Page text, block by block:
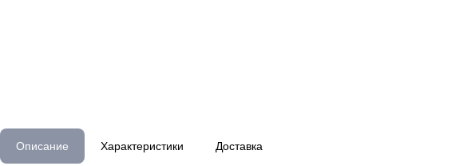
Описание Характеристики Доставка